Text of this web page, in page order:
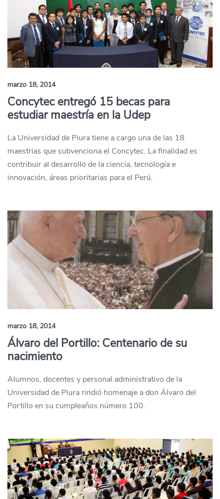
marzo 18, 2014
Concytec entregó 15 becas para
estudiar maestría en la Udep
La Universidad de Piura tiene a cargo una de las 18
maestrias que subvenciona el Concytec. La finalidad es
contribuir al desarrollo de la ciencia, tecnología e
innovación, áreas prioritarias para el Perú.
marzo 18, 2014
Álvaro del Portillo: Centenario de su
nacimiento
Alumnos, docentes y personal administrativo de la
Universidad de Piura rindió homenaje a don Álvaro del
Portillo en su cumpleaños número 100.